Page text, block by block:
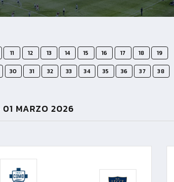
11 12 13 14 15 16 17 18 19
30 31 32 33 34 35 36 37 38
01 MARZO 2026